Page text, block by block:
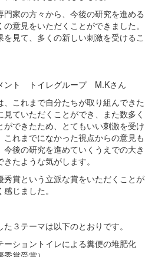
家の方々から、今後の研究を進める
意見をいただくことができました。
を見て、多くの新しい刺激を受けるこ
ント トイレグループ M.Kさん
これまで自分たちが取り組んできた
ていただくことができ、また数多く
ができたため、とてもいい刺激を受け
これまでになかった視点からの意見も
今後の研究を進めていくうえでの大き
たような気がします。
賞という立派な賞をいただくことが
じました。
３テーマは以下のとおりです。
ーショントイレによる糞便の堆肥化